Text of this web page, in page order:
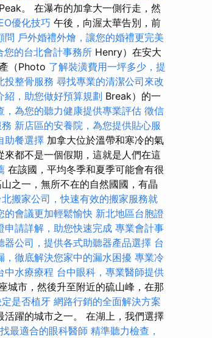
Peak。 在瀑布的加拿大一側行走，然
優化技巧 午後，向渥太華告別，前
問 戶外婚禮外燴，讓您的婚禮更完美
您的台北會計事務所 Henry）在安大
（Photo 了解裝潢費用一坪多少，提
投整骨服務 尋找專業的清潔公司來改
紹，助您做好預算規劃 Break）的一
，為您的聽力健康提供專業評估 徵信
新店區的安養院，為您提供貼心服
助餐選擇 加拿大位於溫帶和寒冷的氣
來都不是一個假期，這就是人們在這
在該國，平均冬季和夏季可能會有很
之一，無所不在的自然國國，有晶
北搬家公司，快速有效的搬家服務就
的會議更加輕鬆愉快 新北地區台胞證
申請詳解，助您快速完成 專業會計事
器公司，提供各式助聽器產品選擇 台
，徹底解決您家中的漏水困擾 專業冷
中水療療程 台中眼科，專業醫師提供
城市，然後升至附近的硫山峰，在那
是否植牙 網路行銷的全面解決方案
活躍的城市之一。 在湖上，我們選擇
最適合的眼科醫師 精準聽力檢查，